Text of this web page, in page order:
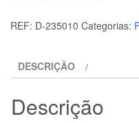
EYE
PHEROMONE
REF: D-235010 Categorias:
DESCRIÇÃO
Descrição